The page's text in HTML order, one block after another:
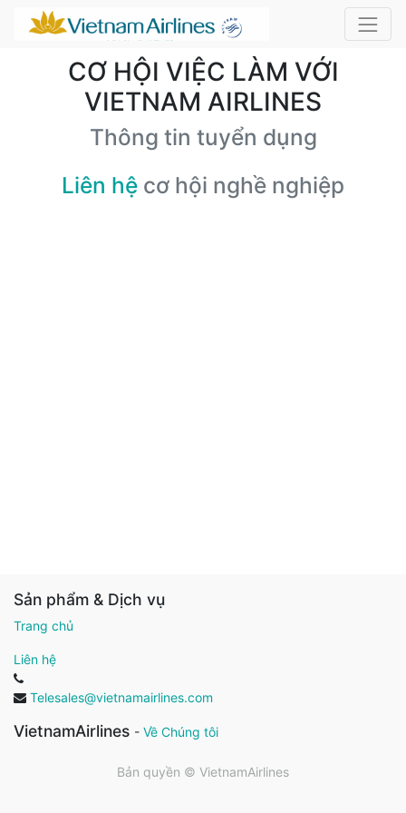
CƠ HỘI VIỆC LÀM VỚI
VIETNAM AIRLINES
Thông tin tuyển dụng
Liên hệ cơ hội nghề nghiệp
Sản phẩm & Dịch vụ
Trang chủ
Liên hệ
Telesales@vietnamairlines.com
VietnamAirlines - Về Chúng tôi
Bản quyền © VietnamAirlines